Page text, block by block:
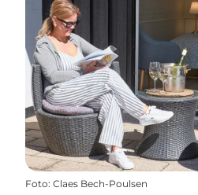
Foto: Claes Bech-Poulsen